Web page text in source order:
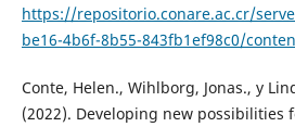
https://repositorio.conare.ac.cr/
be16-4b6f-8b55-843fb1ef98c0/
Conte, Helen., Wihlborg, Jonas., y
(2022). Developing new possibilities